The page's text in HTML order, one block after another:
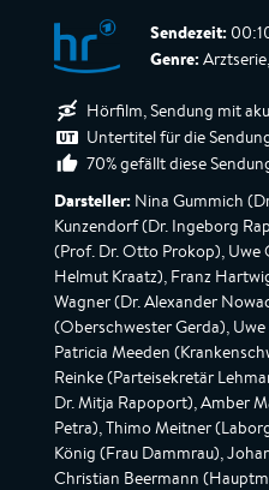
Sendezeit:
Genre:
Hörfilm, Sendung mit
Untertitel für die
70% gefällt diese
Darsteller: Nina Gummich
Kunzendorf (Dr. Ingeborg
(Prof. Dr. Otto Prokop), Uwe
Helmut Kraatz), Franz
Wagner (Dr. Alexander
(Oberschwester Gerda),
Patricia Meeden
Reinke (Parteisekretär
Dr. Mitja Rapoport), Amber
Petra), Thimo Meitner
König (Frau Dammrau),
Christian Beermann